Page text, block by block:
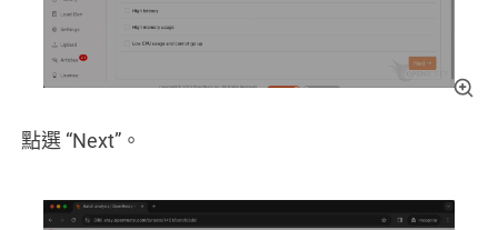
點選 “Next”。